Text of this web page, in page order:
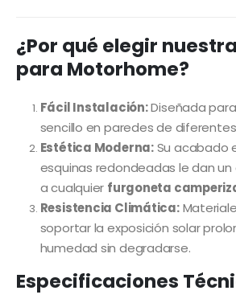
¿Por qué elegir
para Motorhome?
Fácil Instalación:Diseñada
sencillo en paredes de
Estética Moderna:Su acabado
esquinas redondeadas le dan
a cualquier furgoneta
Resistencia Climática:
soportar la exposición solar
humedad sin degradarse.
Especificaciones